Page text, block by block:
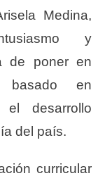
Medina,
y
de poner en
basado en
desarrollo
del país.
curricular